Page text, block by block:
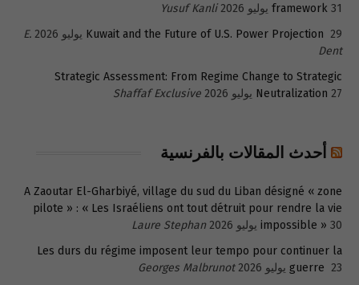
framework 31 يوليو 2026
Yusuf Kanli
Kuwait and the Future of U.S. Power Projection 29 يوليو 2026
E.
Dent
Strategic Assessment: From Regime Change to Strategic
Neutralization 27 يوليو 2026 Shaffaf Exclusive
أحدث المقالات بالفرنسية
A Zaoutar El-Gharbiyé, village du sud du Liban désigné « zone
pilote » : « Les Israéliens ont tout détruit pour rendre la vie
impossible » 30 يوليو 2026
Laure Stephan
Les durs du régime imposent leur tempo pour continuer la
guerre 23 يوليو 2026
Georges Malbrunot